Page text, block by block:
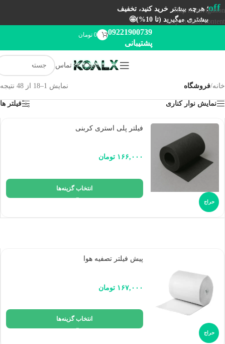
Skip to navigation
Skip to main content
off؛ هرچه بیشتر خرید کنید، تخفیف
بیشتری میگیرید (تا 10%)🤩
09221900739
پشتیبانی
0 تومان
تماس
خانه/فروشگاه نمایش 1–18 از 48 نتیجه
نمایش نوار کناری فیلتر ها
حراج
فیلتر پلی استری کربنی
۱۶۶,۰۰۰ تومان
انتخاب گزینه‌ها
حراج
پیش فیلتر تصفیه هوا
۱۶۷,۰۰۰ تومان
انتخاب گزینه‌ها